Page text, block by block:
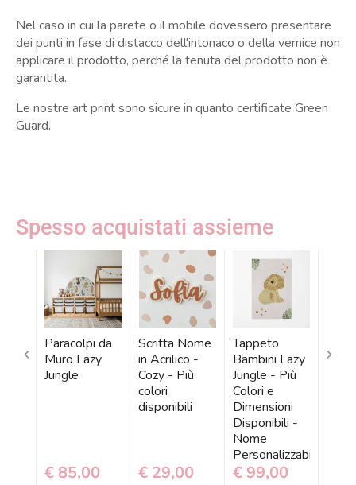
Nel caso in cui la parete o il mobile dovessero presentare
dei punti in fase di distacco dell'intonaco o della vernice non
applicare il prodotto, perché la tenuta del prodotto non è
garantita.
Le nostre art print sono sicure in quanto certificate Green
Guard.
Spesso acquistati assieme
Paracolpi da
Muro Lazy
Jungle
€ 85,00
Scritta Nome
in Acrilico -
Cozy - Più
colori
disponibili
€ 29,00
Tappeto
Bambini Lazy
Jungle - Più
Colori e
Dimensioni
Disponibili -
Nome
Personalizzabile
€ 99,00